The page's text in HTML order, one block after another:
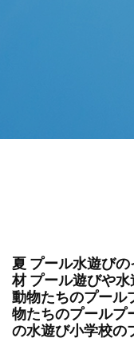
夏 プール水遊び
材 プール遊びや
動物たちのプール
物たちのプールプ
の水遊び小学校の